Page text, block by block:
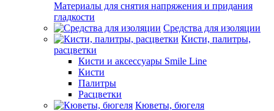
Материалы для снятия напряжения и придания
гладкости
Средства для изоляции
Кисти, палитры,
расцветки
Кисти и аксессуары Smile Line
Кисти
Палитры
Расцветки
Кюветы, бюгеля